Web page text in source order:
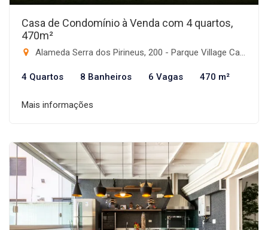
Casa de Condomínio à Venda com 4 quartos,
470m²
Alameda Serra dos Pirineus, 200 - Parque Village Castelo, Itu-SP
4 Quartos 8 Banheiros 6 Vagas 470 m²
Mais informações